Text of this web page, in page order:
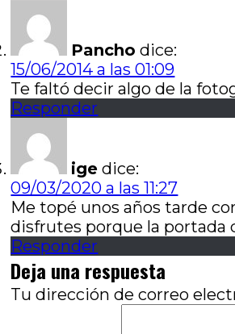
Pancho dice:
15/06/2014 a las 01:09
Te faltó decir algo de la
Responder
ige dice:
09/03/2020 a las 11:27
Me topé unos años tarde
disfrutes porque la portada
Responder
Deja una respuesta
Tu dirección de correo